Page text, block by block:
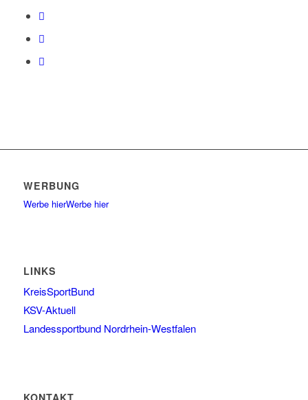
WERBUNG
Werbe hierWerbe hier
LINKS
KreisSportBund
KSV-Aktuell
Landessportbund Nordrhein-Westfalen